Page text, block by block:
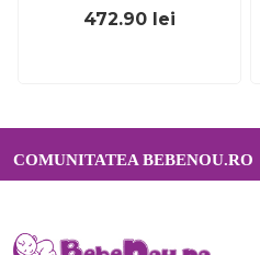
472.90 lei
COMUNITATEA BEBENOU.RO